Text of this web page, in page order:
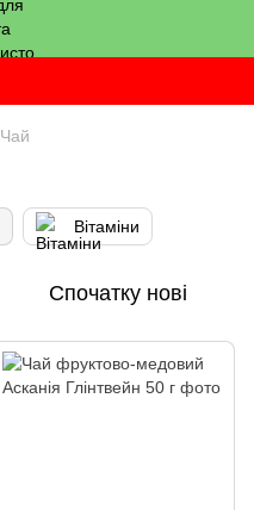
Чай
Вітаміни
Спочатку нові